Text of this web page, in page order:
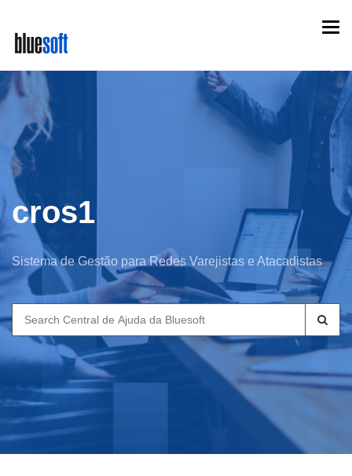
main
content
cros1
Sistema de Gestão para Redes Varejistas e Atacadistas
Search
for: